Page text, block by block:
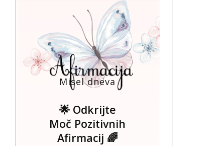
Misel dneva
🌟 Odkrijte
Moč Pozitivnih
Afirmacij 🌈